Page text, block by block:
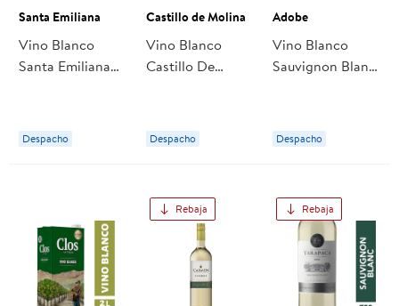
Santa Emiliana
Vino Blanco
Santa Emiliana
Despacho
Castillo de Molina
Vino Blanco
Castillo De
Sauvignon Blanc
Botella
Despacho
Adobe
Vino Blanco
Sauvignon Blanc
Adobe
Despacho
Rebaja Rebaja